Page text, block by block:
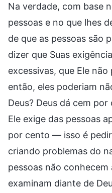
Na verdade, com base
pessoas e no que lhes
de que as pessoas são
dizer que Suas
excessivas, que Ele
então, eles poderiam
Deus? Deus dá cem
Ele exige das pessoas
por cento — isso é pedir
criando problemas do
pessoas não conhecem
examinam diante de